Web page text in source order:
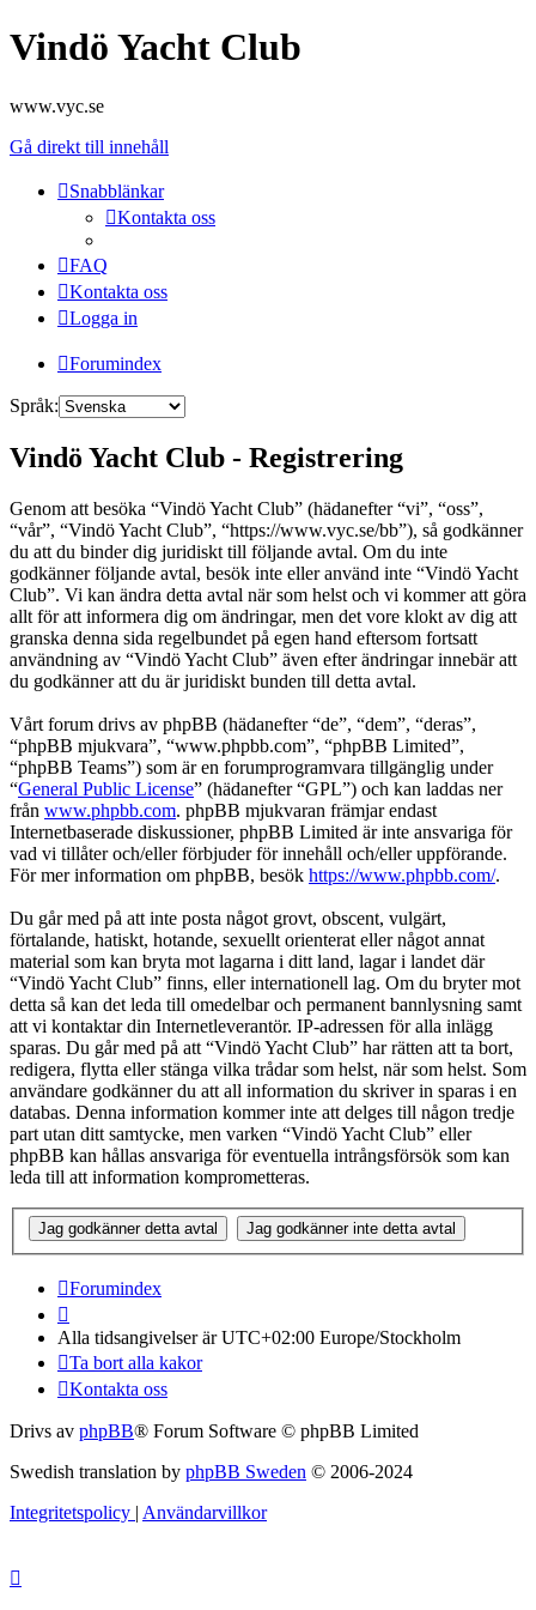
Vindö Yacht Club
www.vyc.se
Gå direkt till innehåll
Snabblänkar
Kontakta oss
FAQ
Kontakta oss
Logga in
Forumindex
Språk:
Vindö Yacht Club - Registrering
Genom att besöka “Vindö Yacht Club” (hädanefter “vi”, “oss”,
“vår”, “Vindö Yacht Club”, “https://www.vyc.se/bb”), så godkänner
du att du binder dig juridiskt till följande avtal. Om du inte
godkänner följande avtal, besök inte eller använd inte “Vindö Yacht
Club”. Vi kan ändra detta avtal när som helst och vi kommer att göra
allt för att informera dig om ändringar, men det vore klokt av dig att
granska denna sida regelbundet på egen hand eftersom fortsatt
användning av “Vindö Yacht Club” även efter ändringar innebär att
du godkänner att du är juridiskt bunden till detta avtal.
Vårt forum drivs av phpBB (hädanefter “de”, “dem”, “deras”,
“phpBB mjukvara”, “www.phpbb.com”, “phpBB Limited”,
“phpBB Teams”) som är en forumprogramvara tillgänglig under
“General Public License” (hädanefter “GPL”) och kan laddas ner
från www.phpbb.com. phpBB mjukvaran främjar endast
Internetbaserade diskussioner, phpBB Limited är inte ansvariga för
vad vi tillåter och/eller förbjuder för innehåll och/eller uppförande.
För mer information om phpBB, besök https://www.phpbb.com/.
Du går med på att inte posta något grovt, obscent, vulgärt,
förtalande, hatiskt, hotande, sexuellt orienterat eller något annat
material som kan bryta mot lagarna i ditt land, lagar i landet där
“Vindö Yacht Club” finns, eller internationell lag. Om du bryter mot
detta så kan det leda till omedelbar och permanent bannlysning samt
att vi kontaktar din Internetleverantör. IP-adressen för alla inlägg
sparas. Du går med på att “Vindö Yacht Club” har rätten att ta bort,
redigera, flytta eller stänga vilka trådar som helst, när som helst. Som
användare godkänner du att all information du skriver in sparas i en
databas. Denna information kommer inte att delges till någon tredje
part utan ditt samtycke, men varken “Vindö Yacht Club” eller
phpBB kan hållas ansvariga för eventuella intrångsförsök som kan
leda till att information komprometteras.
Forumindex
Alla tidsangivelser är UTC+02:00 Europe/Stockholm
Ta bort alla kakor
Kontakta oss
Drivs av phpBB® Forum Software © phpBB Limited
Swedish translation by phpBB Sweden © 2006-2024
Integritetspolicy | Användarvillkor